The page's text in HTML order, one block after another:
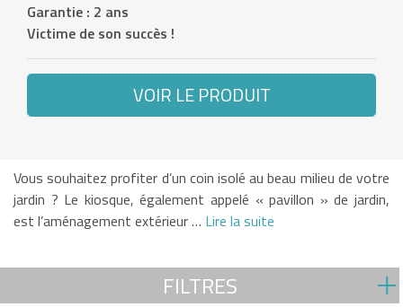
Garantie : 2 ans
Victime de son succès !
VOIR LE PRODUIT
Vous souhaitez profiter d’un coin isolé au beau milieu de votre
jardin ? Le kiosque, également appelé « pavillon » de jardin,
est l’aménagement extérieur … Lire la suite
FILTRES